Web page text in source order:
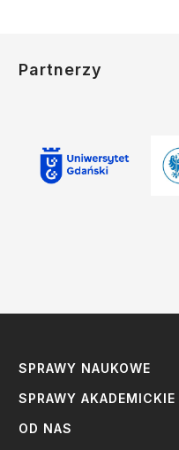
Partnerzy
SPRAWY NAUKOWE
SPRAWY AKADEMICKIE
OD NAS